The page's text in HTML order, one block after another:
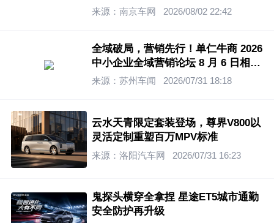
来源：南京车网 2026/08/02 22:42
全域破局，营销先行！单仁牛商 2026
中小企业全域营销论坛 8 月 6 日相约
无锡
来源：苏州车闻 2026/07/31 18:18
云水天青限定套装登场，尊界V800以
灵活定制重塑百万MPV标准
来源：洛阳汽车网 2026/07/31 16:23
鬼探头横穿全拿捏 星途ET5城市通勤
安全防护再升级